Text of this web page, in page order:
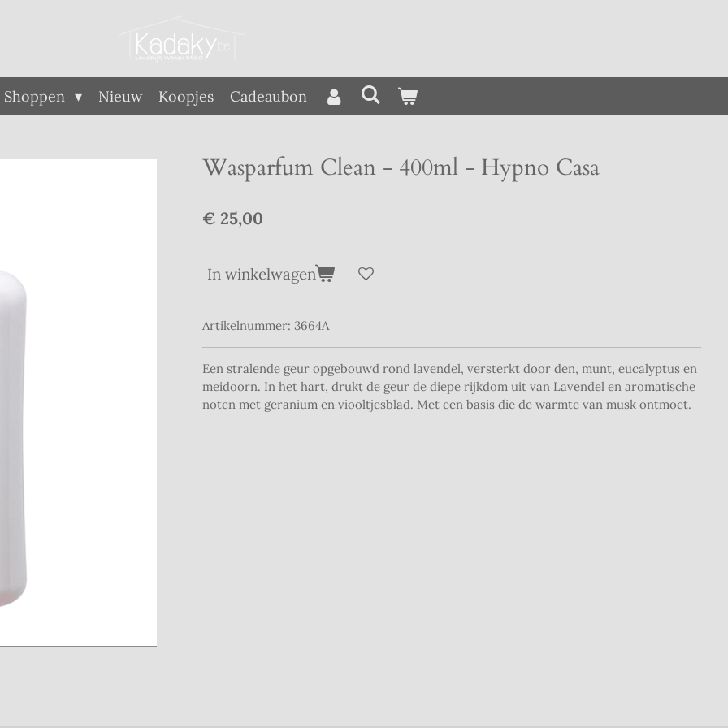
Shoppen Nieuw Koopjes Cadeaubon
Wasparfum Clean - 400ml - Hypno Casa
€ 25,00
In winkelwagen
Artikelnummer: 3664A
Een stralende geur opgebouwd rond lavendel, versterkt door den, munt, eucalyptus en
meidoorn. In het hart, drukt de geur de diepe rijkdom uit van Lavendel en aromatische
noten met geranium en viooltjesblad. Met een basis die de warmte van musk ontmoet.